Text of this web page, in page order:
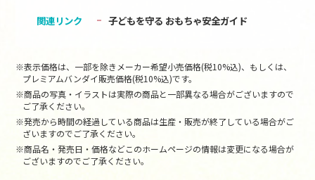
関連リンク 子どもを守る おもちゃ安全ガイド
※表示価格は、一部を除きメーカー希望小売価格(税10%込)、もしくは、
プレミアムバンダイ販売価格(税10%込)です。
※商品の写真・イラストは実際の商品と一部異なる場合がございますので
ご了承ください。
※発売から時間の経過している商品は生産・販売が終了している場合がご
ざいますのでご了承ください。
※商品名・発売日・価格などこのホームページの情報は変更になる場合が
ございますのでご了承ください。